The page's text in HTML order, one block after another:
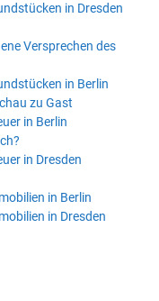
in Dresden
Versprechen des
in Berlin
zu Gast
in Berlin
in Dresden
in Berlin
in Dresden